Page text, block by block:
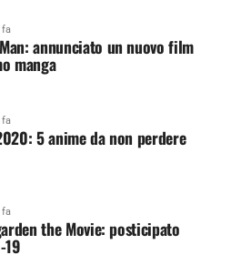
fa
annunciato un nuovo film
manga
fa
5 anime da non perdere
fa
the Movie: posticipato
19